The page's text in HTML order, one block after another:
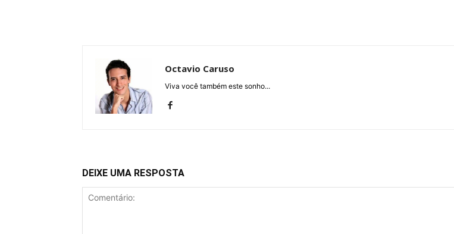
Octavio Caruso
Viva você também este sonho...
DEIXE UMA RESPOSTA